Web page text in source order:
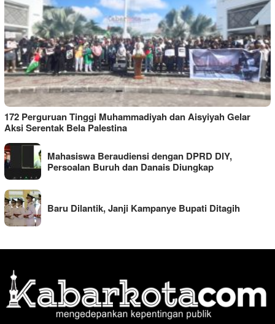
172 Perguruan Tinggi Muhammadiyah dan Aisyiyah Gelar
Aksi Serentak Bela Palestina
Mahasiswa Beraudiensi dengan DPRD DIY,
Persoalan Buruh dan Danais Diungkap
Baru Dilantik, Janji Kampanye Bupati Ditagih